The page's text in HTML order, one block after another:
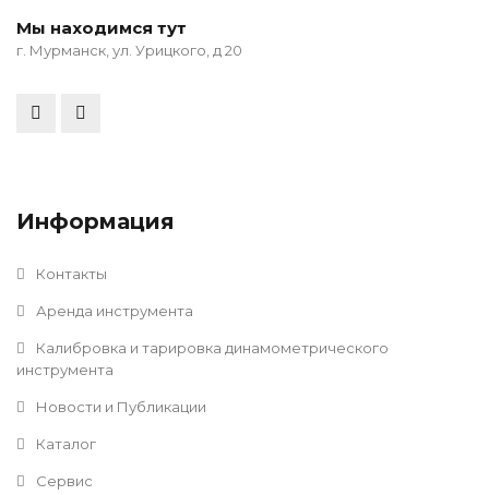
Мы находимся тут
г. Мурманск, ул. Урицкого, д 20
Информация
Контакты
Аренда инструмента
Калибровка и тарировка динамометрического
инструмента
Новости и Публикации
Каталог
Сервис